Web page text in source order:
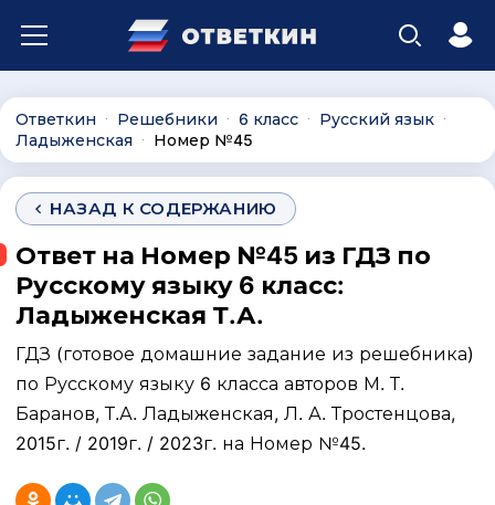
Ответкин ∙ Решебники ∙ 6 класс ∙ Русский язык ∙
Ладыженская ∙ Номер №45
НАЗАД К СОДЕРЖАНИЮ
Ответ на Номер №45 из ГДЗ по
Русскому языку 6 класс:
Ладыженская Т.А.
ГДЗ (готовое домашние задание из решебника)
по Русскому языку 6 класса авторов М. Т.
Баранов, Т.А. Ладыженская, Л. А. Тростенцова,
2015г. / 2019г. / 2023г. на Номер №45.